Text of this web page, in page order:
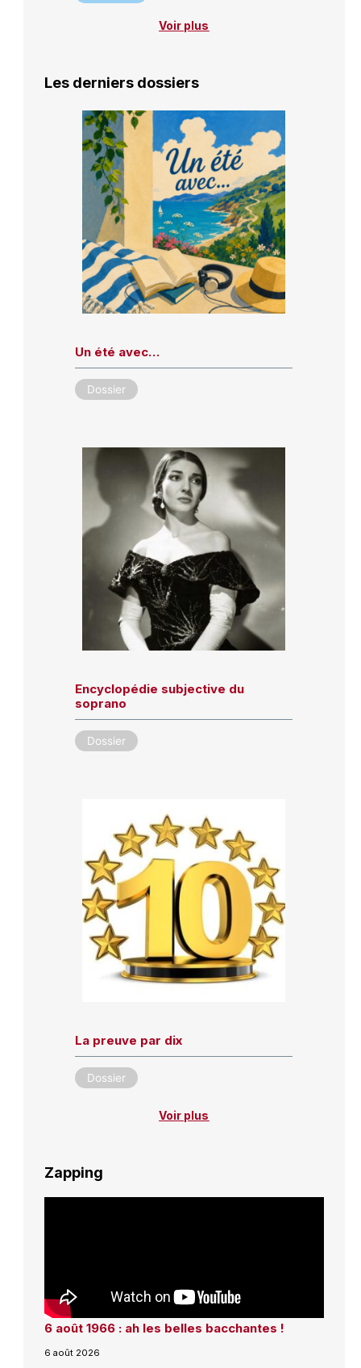
Voir plus
Les derniers dossiers
Un été avec…
Dossier
Encyclopédie subjective du
soprano
Dossier
La preuve par dix
Dossier
Voir plus
Zapping
6 août 1966 : ah les belles bacchantes !
6 août 2026